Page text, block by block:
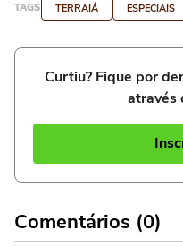
TAGS TERRAIÁ ESPECIAIS
Curtiu? Fique por
através
Comentários (0)